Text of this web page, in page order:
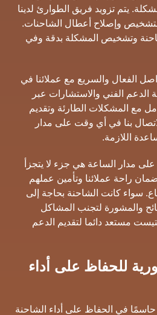
يتم تزويد فريق الطوارئ لدينا
لتشخيص وإصلاح أعطال الشاحنات.
وتشخيص المشكلة بدقة وفي
الفعال والسريع مع عملائنا في
الدعم الفني والاستشارات عبر
مع المشكلات الطارئة وتقديم
بنا في أي وقت على مدار
اللازمة.
مدار الساعة هي جزء لا يتجزأ
راحة عملائنا وتأمين عملهم
سواء كانت الشاحنة بحاجة إلى
والمشورة لتجنب المشاكل
مستعد دائما لتقديم الدعم
للحفاظ على أداء
حاسمًا في الحفاظ على أداء الشاحنة